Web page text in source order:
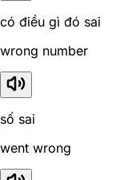
có điều gì đó sai
wrong number
số sai
went wrong